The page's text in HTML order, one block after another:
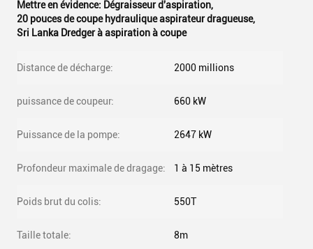
Mettre en évidence: Dégraisseur d'aspiration,
20 pouces de coupe hydraulique aspirateur dragueuse,
Sri Lanka Dredger à aspiration à coupe
Distance de décharge: 2000 millions
puissance de coupeur: 660 kW
Puissance de la pompe: 2647 kW
Profondeur maximale de dragage: 1 à 15 mètres
Poids brut du colis: 550T
Taille totale: 8m